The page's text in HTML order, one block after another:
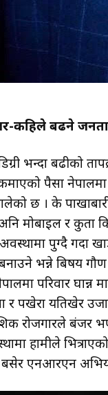
कहिले बढने
भन्दा बढीको
पैसा
छ । के
मोबाइल र
पुग्दै गर्दा
भन्ने बिषय
परिवार घान्न
र पखेरा यतिखेर
रोजगारले बंजर
हामीले
एनआरएन